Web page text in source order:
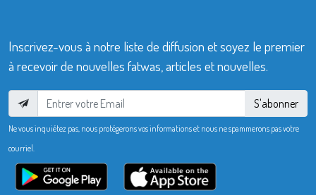
Inscrivez-vous à notre liste de diffusion et soyez le premier
à recevoir de nouvelles fatwas, articles et nouvelles.
S'abonner
Ne vous inquiétez pas, nous protégerons vos informations et nous ne spammerons pas votre
courriel.